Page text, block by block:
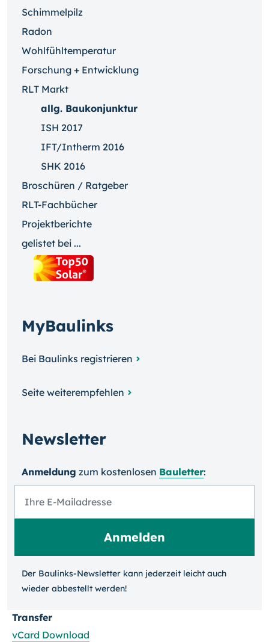
Schimmelpilz
Radon
Wohlfühltemperatur
Forschung + Entwicklung
RLT Markt
allg. Baukonjunktur
ISH 2017
IFT/Intherm 2016
SHK 2016
Broschüren / Ratgeber
RLT-Fachbücher
Projektberichte
gelistet bei ...
MyBaulinks
Bei Baulinks registrieren
Seite weiterempfehlen
Newsletter
Anmeldung zum kosten­losen Bauletter:
Der Baulinks-Newsletter kann jeder­zeit leicht auch
wieder ab­bestellt werden!
Transfer
vCard Download